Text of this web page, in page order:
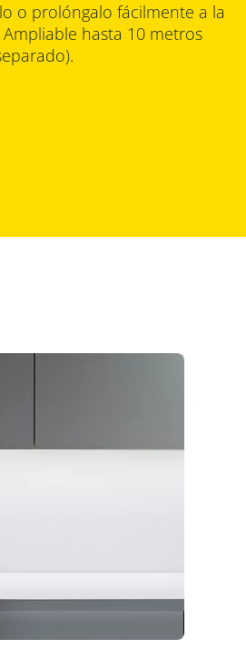
o prolóngalo fácilmente a la
hasta 10 metros